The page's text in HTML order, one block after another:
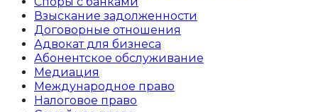
Взыскание задолженности
Договорные отношения
Адвокат для бизнеса
Абoнентское обслуживание
Медиация
Международное право
Налоговое право